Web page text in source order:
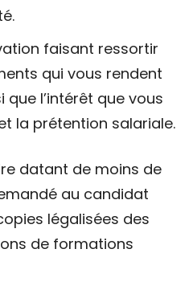
faisant ressortir
qui vous rendent
l’intérêt que vous
la prétention salariale.
datant de moins de
au candidat
légalisées des
de formations